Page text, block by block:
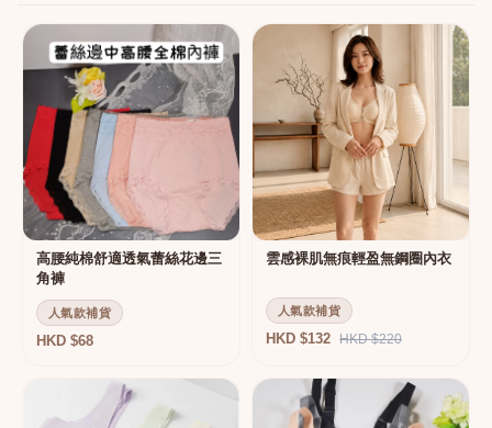
高腰純棉舒適透氣蕾絲花邊三
角褲
人氣款補貨
HKD $68
雲感裸肌無痕輕盈無鋼圈內衣
人氣款補貨
HKD $132 HKD $220